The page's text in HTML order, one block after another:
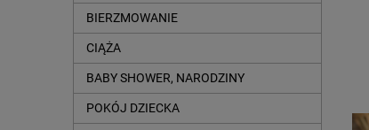
BIERZMOWANIE
CIĄŻA
BABY SHOWER, NARODZINY
POKÓJ DZIECKA